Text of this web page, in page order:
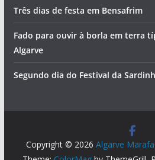
Três dias de festa em Bensafrim
Fado para ouvir à borla em terra
Algarve
Segundo dia do Festival da
Copyright © 2026Algarve